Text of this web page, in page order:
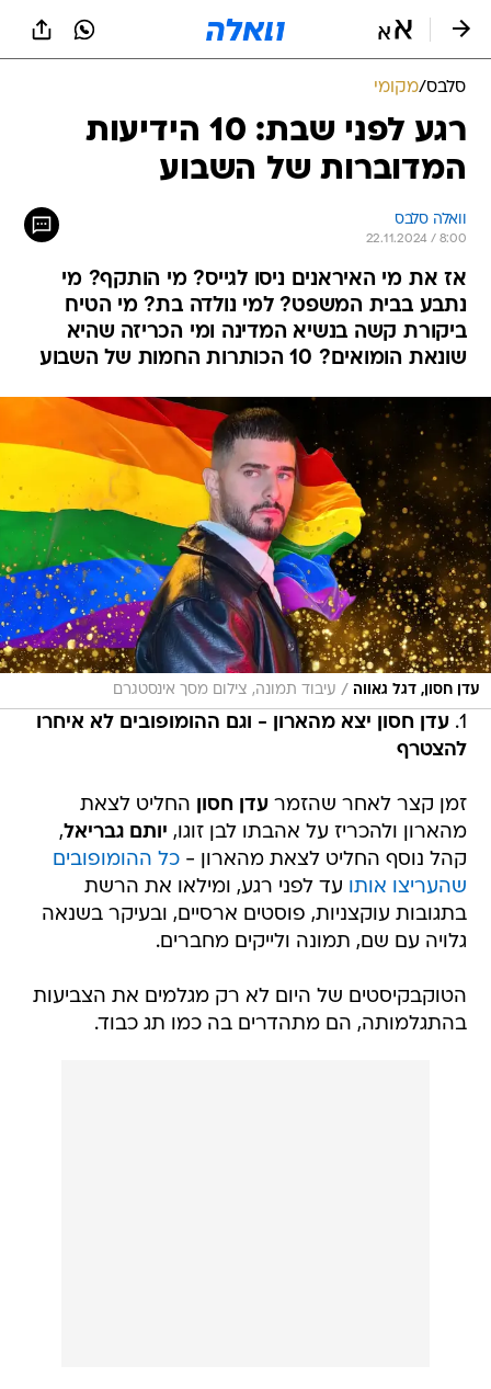
סלבס/מקומי
רגע לפני שבת: 10 הידיעות
המדוברות של השבוע
וואלה סלבס
22.11.2024 / 8:00
אז את מי האיראנים ניסו לגייס? מי הותקף? מי
נתבע בבית המשפט? למי נולדה בת? מי הטיח
ביקורת קשה בנשיא המדינה ומי הכריזה שהיא
שונאת הומואים? 10 הכותרות החמות של השבוע
עדן חסון, דגל גאווה / עיבוד תמונה, צילום מסך אינסטגרם
1. עדן חסון יצא מהארון - וגם ההומופובים לא איחרו
להצטרף
זמן קצר לאחר שהזמרעדן חסון החליט לצאת
מהארון ולהכריז על אהבתו לבן זוגו, יותם גבריאל,
קהל נוסף החליט לצאת מהארון -כל ההומופובים
שהעריצו אותו עד לפני רגע, ומילאו את הרשת
בתגובות עוקצניות, פוסטים ארסיים, ובעיקר בשנאה
גלויה עם שם, תמונה ולייקים מחברים.
הטוקבקיסטים של היום לא רק מגלמים את הצביעות
בהתגלמותה, הם מתהדרים בה כמו תג כבוד.